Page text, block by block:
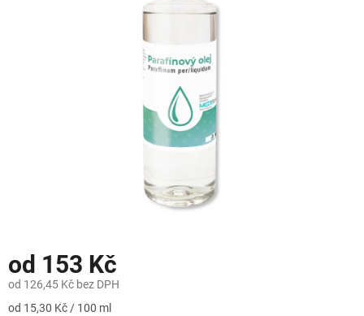
od 153 Kč
od 126,45 Kč bez DPH
Měrná
od 15,30 Kč / 100 ml